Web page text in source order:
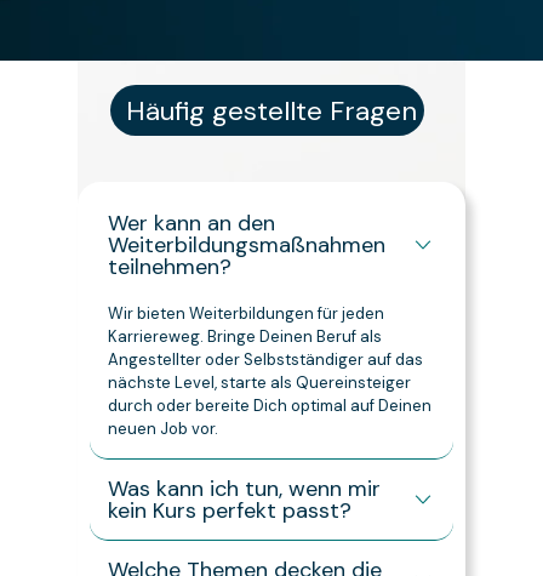
Wer kann an den
Weiterbildungsmaßnahmen
teilnehmen?
Wir bieten Weiterbildungen für jeden
Karriereweg. Bringe Deinen Beruf als
Angestellter oder Selbstständiger auf das
nächste Level, starte als Quereinsteiger
durch oder bereite Dich optimal auf Deinen
neuen Job vor.
Was kann ich tun, wenn mir
kein Kurs perfekt passt?
Welche Themen decken die
Häufig gestellte Fragen